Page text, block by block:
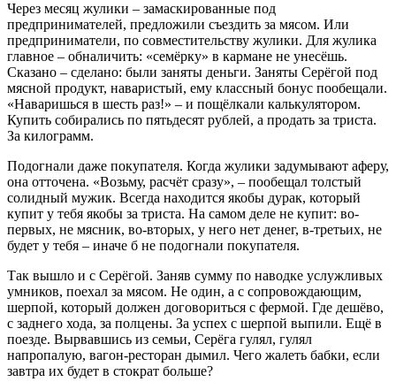
Через месяц жулики – замаскированные под
предпринимателей, предложили съездить за мясом. Или
предприниматели, по совместительству жулики. Для жулика
главное – обналичить: «семёрку» в кармане не унесёшь.
Сказано – сделано: были заняты деньги. Заняты Серёгой под
мясной продукт, наваристый, ему классный бонус пообещали.
«Наваришься в шесть раз!» – и пощёлкали калькулятором.
Купить собирались по пятьдесят рублей, а продать за триста.
За килограмм.
Подогнали даже покупателя. Когда жулики задумывают аферу,
она отточена. «Возьму, расчёт сразу», – пообещал толстый
солидный мужик. Всегда находится якобы дурак, который
купит у тебя якобы за триста. На самом деле не купит: во-
первых, не мясник, во-вторых, у него нет денег, в-третьих, не
будет у тебя – иначе б не подогнали покупателя.
Так вышло и с Серёгой. Заняв сумму по наводке услужливых
умников, поехал за мясом. Не один, а с сопровождающим,
шерпой, который должен договориться с фермой. Где дешёво,
с заднего хода, за полцены. За успех с шерпой выпили. Ещё в
поезде. Вырвавшись из семьи, Серёга гулял, гулял
напропалую, вагон-ресторан дымил. Чего жалеть бабки, если
завтра их будет в стократ больше?